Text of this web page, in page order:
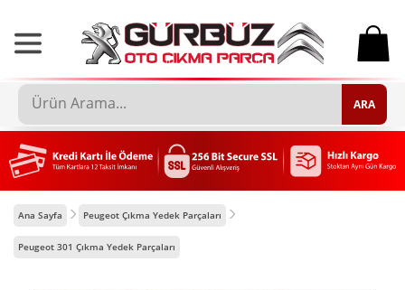
0
ARA
Ana Sayfa Peugeot Çıkma Yedek Parçaları
Peugeot 301 Çıkma Yedek Parçaları